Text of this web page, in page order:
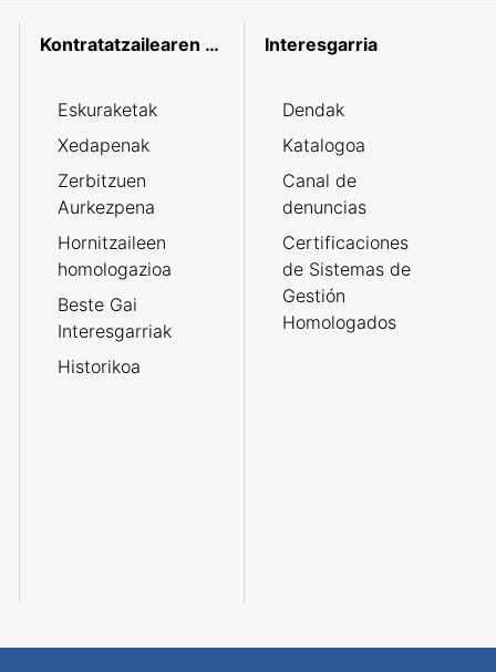
Kontratatzailearen profila
Eskuraketak
Xedapenak
Zerbitzuen
Aurkezpena
Hornitzaileen
homologazioa
Beste Gai
Interesgarriak
Historikoa
Interesgarria
Dendak
Katalogoa
Canal de
denuncias
Certificaciones
de Sistemas de
Gestión
Homologados